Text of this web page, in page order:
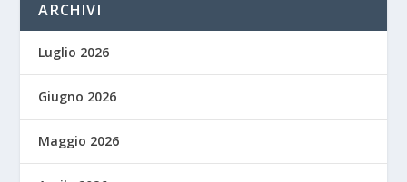
ARCHIVI
Luglio 2026
Giugno 2026
Maggio 2026